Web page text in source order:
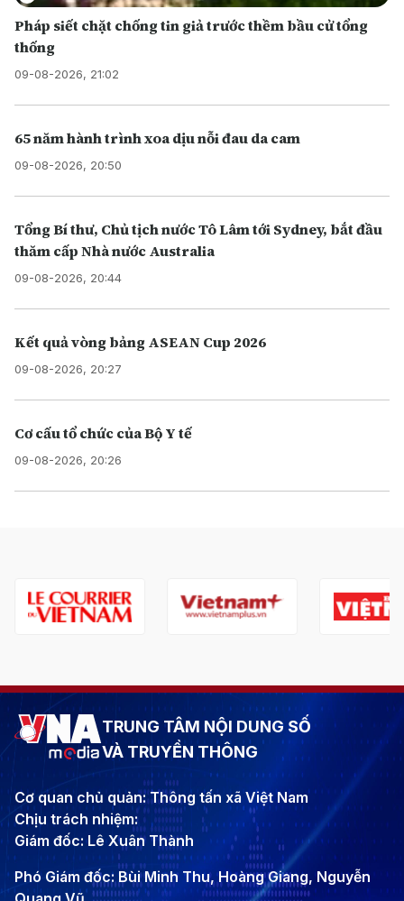
Pháp siết chặt chống tin giả trước thềm bầu cử tổng
thống
09-08-2026, 21:02
65 năm hành trình xoa dịu nỗi đau da cam
09-08-2026, 20:50
Tổng Bí thư, Chủ tịch nước Tô Lâm tới Sydney, bắt đầu
thăm cấp Nhà nước Australia
09-08-2026, 20:44
Kết quả vòng bảng ASEAN Cup 2026
09-08-2026, 20:27
Cơ cấu tổ chức của Bộ Y tế
09-08-2026, 20:26
TRUNG TÂM NỘI DUNG SỐ
VÀ TRUYỀN THÔNG
Cơ quan chủ quản: Thông tấn xã Việt Nam
Chịu trách nhiệm:
Giám đốc: Lê Xuân Thành
Phó Giám đốc: Bùi Minh Thu, Hoàng Giang, Nguyễn